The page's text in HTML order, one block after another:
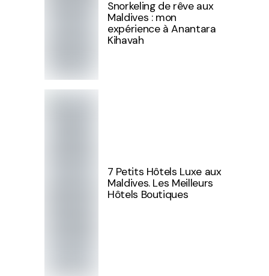
Snorkeling de rêve aux
Maldives : mon
expérience à Anantara
Kihavah
7 Petits Hôtels Luxe aux
Maldives. Les Meilleurs
Hôtels Boutiques